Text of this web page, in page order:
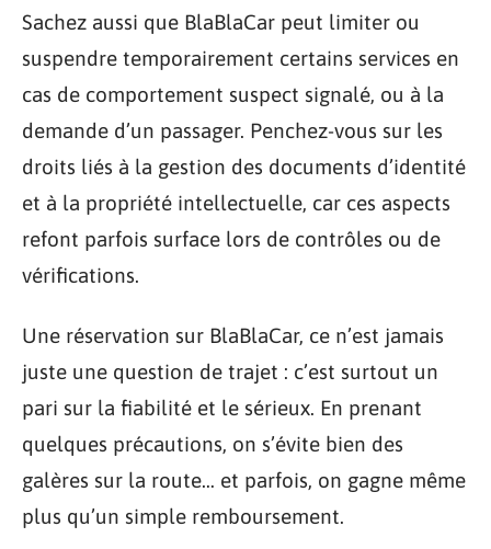
Sachez aussi que BlaBlaCar peut limiter ou
suspendre temporairement certains services en
cas de comportement suspect signalé, ou à la
demande d’un passager. Penchez-vous sur les
droits liés à la gestion des documents d’identité
et à la propriété intellectuelle, car ces aspects
refont parfois surface lors de contrôles ou de
vérifications.
Une réservation sur BlaBlaCar, ce n’est jamais
juste une question de trajet : c’est surtout un
pari sur la fiabilité et le sérieux. En prenant
quelques précautions, on s’évite bien des
galères sur la route… et parfois, on gagne même
plus qu’un simple remboursement.